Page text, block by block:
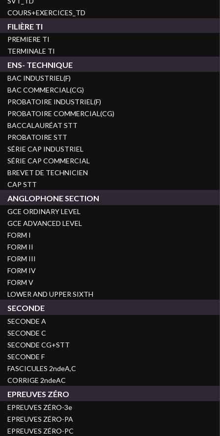
COURS+EXERCICES_TD
FILIÈRE TI
PREMIERE TI
TERMINALE TI
ENS- TECHNIQUE
BAC INDUSTRIEL(F)
BAC COMMERCIAL(CG)
PROBATOIRE INDUSTRIEL(F)
PROBATOIRE COMMERCIAL(CG)
BACCALAURÉAT STT
PROBATOIRE STT
SÉRIE CAP INDUSTRIEL
SÉRIE CAP COMMERCIAL
BREVET DE TECHNICIEN
CAP STT
ANGLOPHONE SECTION
GCE ORDINARY LEVEL
GCE ADVANCED LEVEL
FORM I
FORM II
FORM III
FORM IV
FORM V
LOWER AND UPPER SIXTH
SECONDE
SECONDE A
SECONDE C
SECONDE CG+STT
SECONDE F
FASCICULES 2ndeA,C
CORRIGE 2ndeAC
EPREUVES ZÉRO
EPREUVES ZÉRO-3e
EPREUVES ZÉRO-PA
EPREUVES ZÉRO-PC